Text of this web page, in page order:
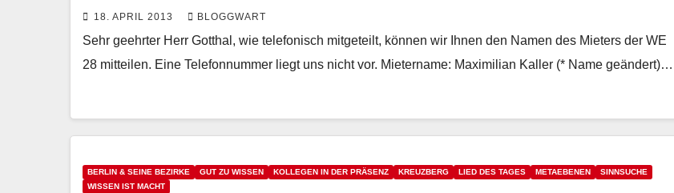
dem Mieter in Berlin
18. APRIL 2013 BLOGGWART
Sehr geehrter Herr Gotthal, wie telefonisch mitgeteilt, können wir Ihnen den Namen des Mieters der WE
28 mitteilen. Eine Telefonnummer liegt uns nicht vor. Mietername: Maximilian Kaller (* Name geändert)…
BERLIN & SEINE BEZIRKE GUT ZU WISSEN KOLLEGEN IN DER PRÄSENZ KREUZBERG LIED DES TAGES METAEBENEN
SINNSUCHE
WISSEN IST MACHT